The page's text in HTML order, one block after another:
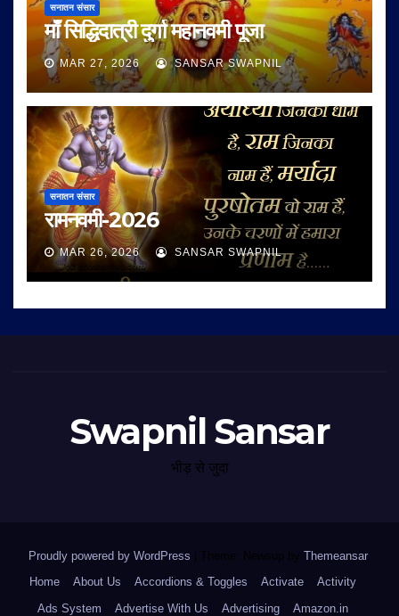
सनातन संसार
माँ सिद्धिदात्री दुर्गा महानवमी पूजा
MAR 27, 2026 SANSAR SWAPNIL
सनातन संसार
रामनवमी-2026
MAR 26, 2026 SANSAR SWAPNIL
Swapnil Sansar
भीड़ से जुदा
Proudly powered by WordPress Theme: Newsup by Themeansar.
Home
About Us Accordions & Toggles Activate
Activity
Ads System
Advertise With Us Advertising
Amazon.in